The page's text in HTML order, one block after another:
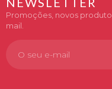
Promoções, novos
mail.